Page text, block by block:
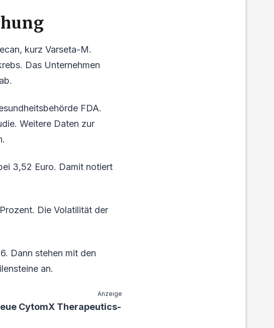
kurz Varseta-M.
Das Unternehmen
FDA.
Weitere Daten zur
3,52 Euro. Damit notiert
Die Volatilität der
Dann stehen mit den
an.
Anzeige
CytomX Therapeutics-